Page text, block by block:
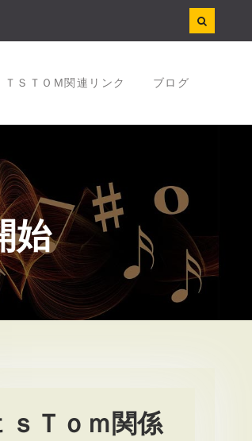
ＴＳＴＯM関連リンク ブログ
始
ｓＴｏｍ関係